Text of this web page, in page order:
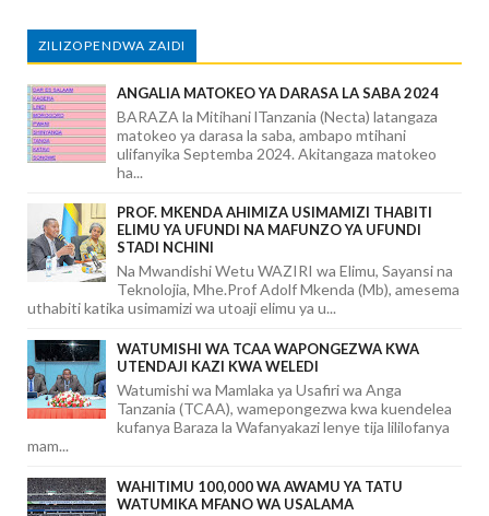
ZILIZOPENDWA ZAIDI
ANGALIA MATOKEO YA DARASA LA SABA 2024
BARAZA la Mitihani lTanzania (Necta) latangaza
matokeo ya darasa la saba, ambapo mtihani
ulifanyika Septemba 2024. Akitangaza matokeo
ha...
PROF. MKENDA AHIMIZA USIMAMIZI THABITI
ELIMU YA UFUNDI NA MAFUNZO YA UFUNDI
STADI NCHINI
Na Mwandishi Wetu WAZIRI wa Elimu, Sayansi na
Teknolojia, Mhe.Prof Adolf Mkenda (Mb), amesema
uthabiti katika usimamizi wa utoaji elimu ya u...
WATUMISHI WA TCAA WAPONGEZWA KWA
UTENDAJI KAZI KWA WELEDI
Watumishi wa Mamlaka ya Usafiri wa Anga
Tanzania (TCAA), wamepongezwa kwa kuendelea
kufanya Baraza la Wafanyakazi lenye tija lililofanya
mam...
WAHITIMU 100,000 WA AWAMU YA TATU
WATUMIKA MFANO WA USALAMA